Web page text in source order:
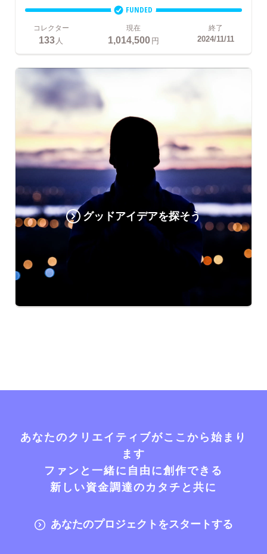
FUNDED
コレクター
133 人
現在
1,014,500円
終了
2024/11/11
グッドアイデアを探そう
あなたのクリエイティブがここから始まり
ます
ファンと一緒に自由に創作できる
新しい資金調達のカタチと共に
あなたのプロジェクトをスタートする